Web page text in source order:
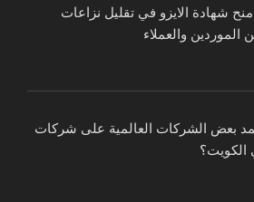
شهادة الايزو في تقليل نزاعات
الموردين والعملاء
بعض الشركات العالمية على شركات
الكويت؟